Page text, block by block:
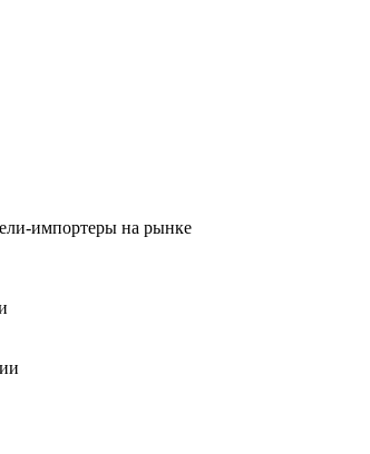
импортеры на рынке